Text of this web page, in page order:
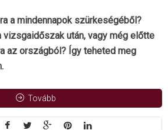
a mindennapok szürkeségéből?
vizsgaidőszak után, vagy még előtte
az országból? Így teheted meg
Tovább